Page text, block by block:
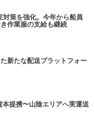
策を強化。今年から船員
作業服の支給も継続
新たな配送プラットフォー
提携〜山陰エリアへ実運送